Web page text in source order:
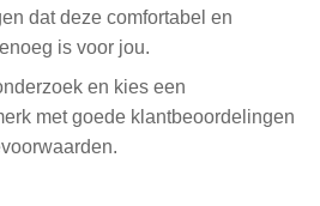
dat deze comfortabel en
is voor jou.
en kies een
met goede klantbeoordelingen